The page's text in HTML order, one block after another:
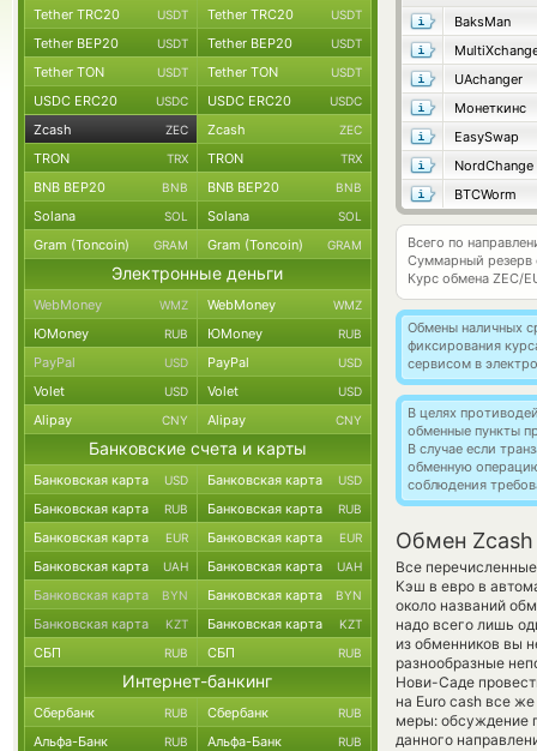
BaksMan
UAchanger
Монеткинс
EasySwap
NordChange
BTCWorm
Всего по
Суммарный резерв
Курс обмена ZEC/
Обмены наличных
фиксирования
сервисом в
В целях
обменные пункты
В случае если
обменную
соблюдения
Обмен Zcash
Все
Кэш в евро в
около названий
надо всего лишь
из обменников вы
разнообразные
Нови-Саде
на Euro cash все
меры: обсуждение
данного
Tether TRC20 USDT Tether TRC20 USDT
Tether BEP20 USDT Tether BEP20 USDT
Tether TON USDT Tether TON USDT
USDC ERC20 USDC USDC ERC20 USDC
Zcash ZEC Zcash ZEC
TRON TRX TRON TRX
BNB BEP20 BNB BNB BEP20 BNB
Solana SOL Solana SOL
Gram (Toncoin) GRAM Gram (Toncoin) GRAM
Электронные деньги
WebMoney WMZ WebMoney WMZ
ЮMoney RUB ЮMoney RUB
PayPal USD PayPal USD
Volet USD Volet USD
Alipay CNY Alipay CNY
Банковские счета и карты
Банковская карта USD Банковская карта USD
Банковская карта RUB Банковская карта RUB
Банковская карта EUR Банковская карта EUR
Банковская карта UAH Банковская карта UAH
Банковская карта BYN Банковская карта BYN
Банковская карта KZT Банковская карта KZT
СБП RUB СБП RUB
Интернет-банкинг
Сбербанк RUB Сбербанк RUB
Альфа-Банк RUB Альфа-Банк RUB